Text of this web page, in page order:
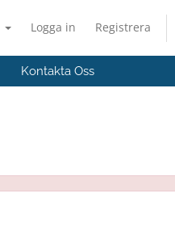
Logga in Registrera
Kontakta Oss